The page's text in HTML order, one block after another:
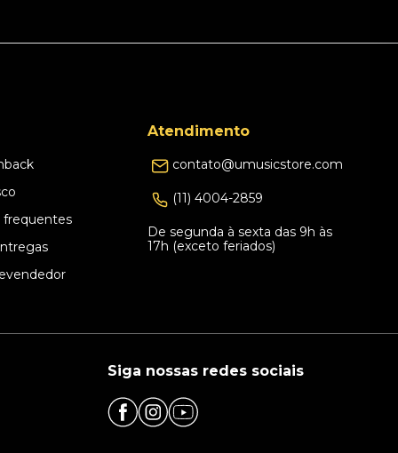
frequentes
Atendimento
contato@umusicstore.com
(11) 4004-2859
De segunda à sexta das 9h às
17h (exceto feriados)
Siga nossas redes sociais